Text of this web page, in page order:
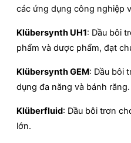
các ứng dụng công nghiệp
Klübersynth UH1: Dầu bôi
phẩm và dược phẩm, đạt
Klübersynth GEM: Dầu bôi
dụng đa năng và bánh răng.
Klüberfluid: Dầu bôi trơn
lớn.